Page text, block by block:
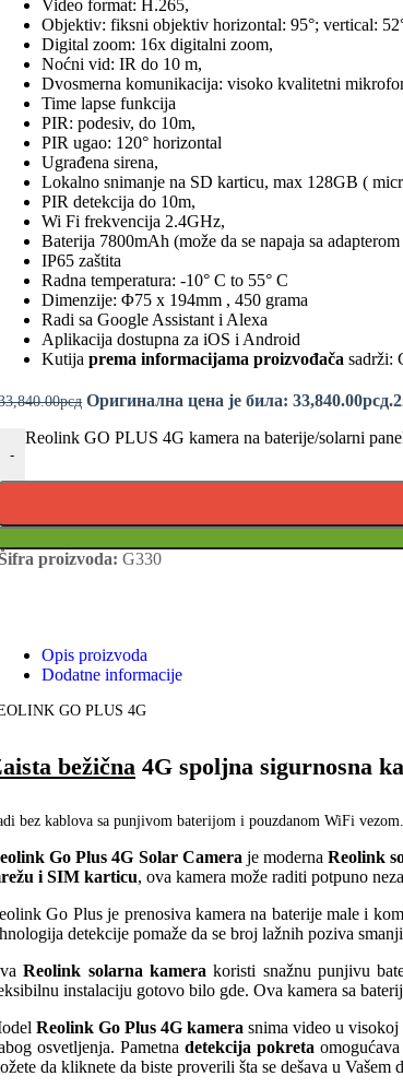
Video format: H.265,
Objektiv: fiksni objektiv horizontal: 95°; vertical:
Digital zoom: 16x digitalni zoom,
Noćni vid: IR do 10 m,
Dvosmerna komunikacija: visoko kvalitetni
Time lapse funkcija
PIR: podesiv, do 10m,
PIR ugao: 120° horizontal
Ugrađena sirena,
Lokalno snimanje na SD karticu, max 128GB (
PIR detekcija do 10m,
Wi Fi frekvencija 2.4GHz,
Baterija 7800mAh (može da se napaja sa
IP65 zaštita
Radna temperatura: -10° C to 55° C
Dimenzije: Φ75 x 194mm , 450 grama
Radi sa Google Assistant i Alexa
Aplikacija dostupna za iOS i Android
Kutija prema informacijama proizvođača sadrži:
рсд Оригинална цена је била: 33,840.00рсд.
-
Reolink GO PLUS 4G kamera na baterije/solarni
proizvoda: G330
Opis proizvoda
Dodatne informacije
GO PLUS 4G
bežična 4G spoljna sigurnosna
bez kablova sa punjivom baterijom i pouzdanom WiFi
Go Plus 4G Solar Camera je modernaReolink
i SIM karticu, ova kamera može raditi potpuno
Go Plus je prenosiva kamera na baterije male i
detekcije pomaže da se broj lažnih poziva
Reolink solarna kamera koristi snažnu punjivu
instalaciju gotovo bilo gde. Ova kamera sa
Reolink Go Plus 4G kamera snima video u
osvetljenja. Pametnadetekcija pokreta
da kliknete da biste proverili šta se dešava u